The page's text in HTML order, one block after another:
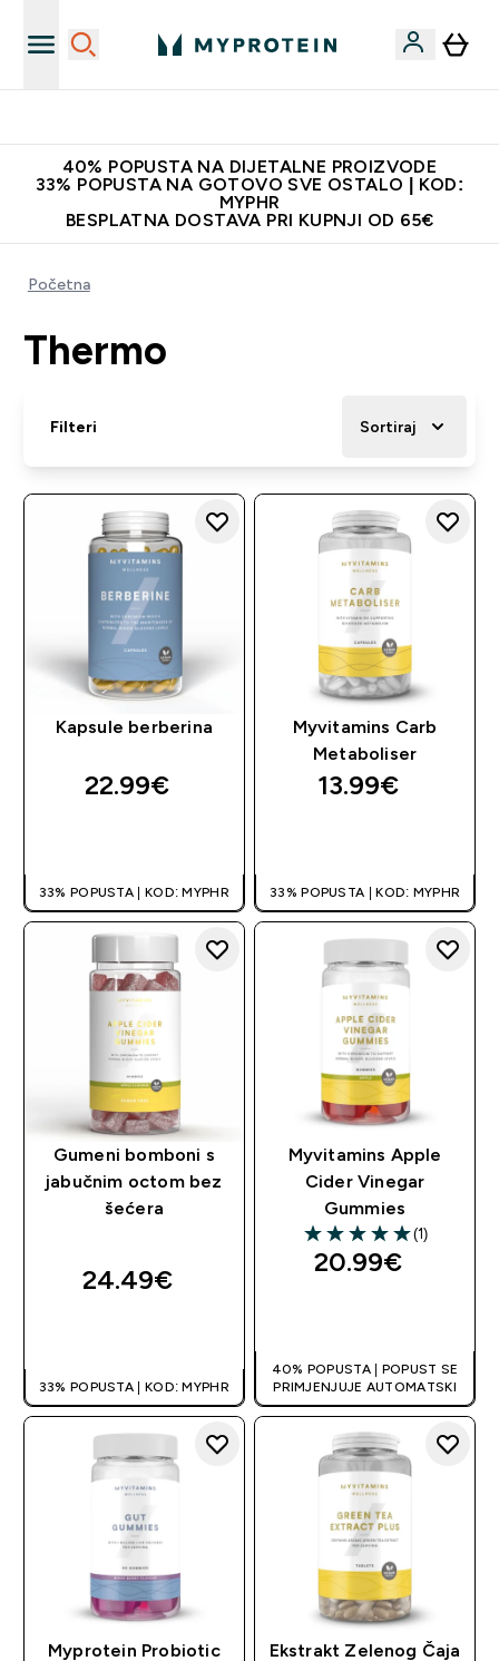
40% POPUSTA NA DIJETALNE PROIZVODE
33% POPUSTA NA GOTOVO SVE OSTALO | KOD:
MYPHR
BESPLATNA DOSTAVA PRI KUPNJI OD 65€
Početna
Thermo
Filteri Sortiraj
Kapsule berberina
22.99€‎
33% POPUSTA | KOD: MYPHR
Myvitamins Carb
Metaboliser
13.99€‎
33% POPUSTA | KOD: MYPHR
Gumeni bomboni s
jabučnim octom bez
šećera
24.49€‎
33% POPUSTA | KOD: MYPHR
Myvitamins Apple
Cider Vinegar
Gummies
5 out of 5 stars
(1)
20.99€‎
40% POPUSTA | POPUST SE
PRIMJENJUJE AUTOMATSKI
Myprotein Probiotic
Ekstrakt Zelenog Čaja